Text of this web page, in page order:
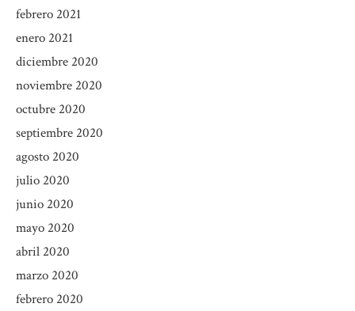
febrero 2021
enero 2021
diciembre 2020
noviembre 2020
octubre 2020
septiembre 2020
agosto 2020
julio 2020
junio 2020
mayo 2020
abril 2020
marzo 2020
febrero 2020